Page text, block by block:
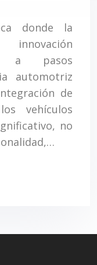
donde la
a pasos
automotriz
de
vehículos
no